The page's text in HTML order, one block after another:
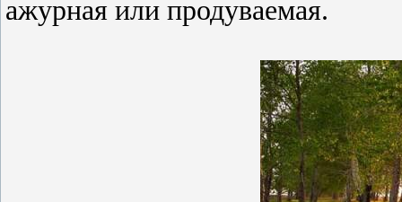
ажурная или продуваемая.